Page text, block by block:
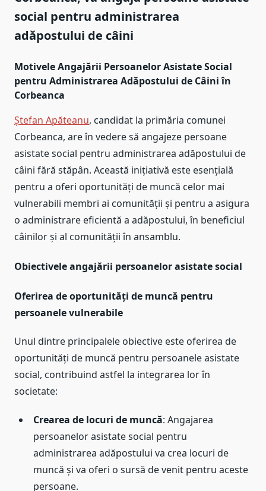
social pentru administrarea
adăpostului de câini
Motivele Angajării Persoanelor Asistate Social
pentru Administrarea Adăpostului de Câini în
Corbeanca
Ștefan Apăteanu, candidat la primăria comunei
Corbeanca, are în vedere să angajeze persoane
asistate social pentru administrarea adăpostului de
câini fără stăpân. Această inițiativă este esențială
pentru a oferi oportunități de muncă celor mai
vulnerabili membri ai comunității și pentru a asigura
o administrare eficientă a adăpostului, în beneficiul
câinilor și al comunității în ansamblu.
Obiectivele angajării persoanelor asistate social
Oferirea de oportunități de muncă pentru
persoanele vulnerabile
Unul dintre principalele obiective este oferirea de
oportunități de muncă pentru persoanele asistate
social, contribuind astfel la integrarea lor în
societate:
Crearea de locuri de muncă: Angajarea
persoanelor asistate social pentru
administrarea adăpostului va crea locuri de
muncă și va oferi o sursă de venit pentru aceste
persoane.